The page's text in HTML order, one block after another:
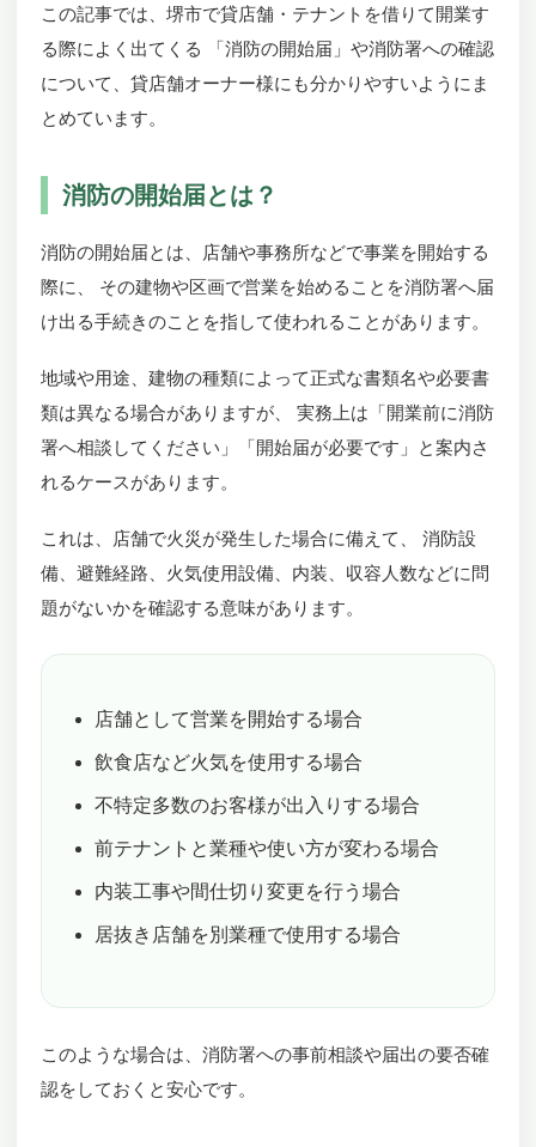
この記事では、堺市で貸店舗・テナントを借りて開業す
る際によく出てくる 「消防の開始届」や消防署への確認
について、貸店舗オーナー様にも分かりやすいようにま
とめています。
消防の開始届とは？
消防の開始届とは、店舗や事務所などで事業を開始する
際に、 その建物や区画で営業を始めることを消防署へ届
け出る手続きのことを指して使われることがあります。
地域や用途、建物の種類によって正式な書類名や必要書
類は異なる場合がありますが、 実務上は「開業前に消防
署へ相談してください」「開始届が必要です」と案内さ
れるケースがあります。
これは、店舗で火災が発生した場合に備えて、 消防設
備、避難経路、火気使用設備、内装、収容人数などに問
題がないかを確認する意味があります。
店舗として営業を開始する場合
飲食店など火気を使用する場合
不特定多数のお客様が出入りする場合
前テナントと業種や使い方が変わる場合
内装工事や間仕切り変更を行う場合
居抜き店舗を別業種で使用する場合
このような場合は、消防署への事前相談や届出の要否確
認をしておくと安心です。